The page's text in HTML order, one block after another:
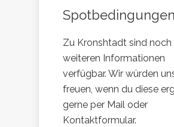
Spotbedingungen
Zu Kronshtadt sind noch
weiteren Informationen
verfügbar. Wir würden
freuen, wenn du diese
gerne per Mail oder
Kontaktformular.